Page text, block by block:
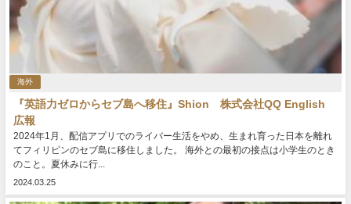
海外
『英語力ゼロからセブ島へ移住』Shion 株式会社QQ English
広報
2024年1月、配信アプリでのライバー生活をやめ、生まれ育った日本を離れ
てフィリピンのセブ島に移住しました。 海外との最初の接点は小学生のとき
のこと。夏休みに行...
2024.03.25